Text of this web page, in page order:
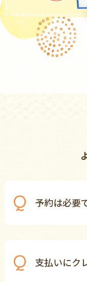
予約は必要
支払いにク